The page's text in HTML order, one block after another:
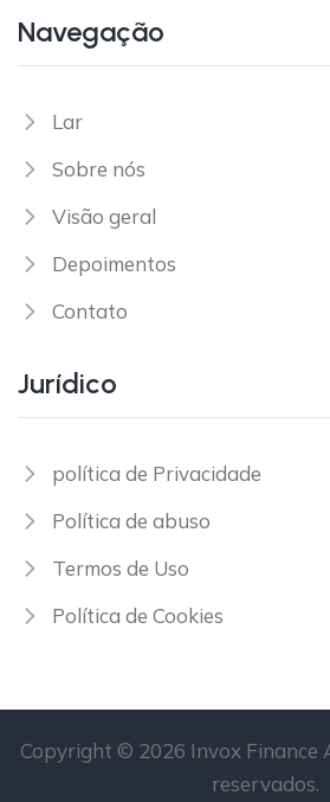
Navegação
Lar
Sobre nós
Visão geral
Depoimentos
Contato
Jurídico
política de Privacidade
Política de abuso
Termos de Uso
Política de Cookies
Copyright © 2026 Invox Finance
reservados.